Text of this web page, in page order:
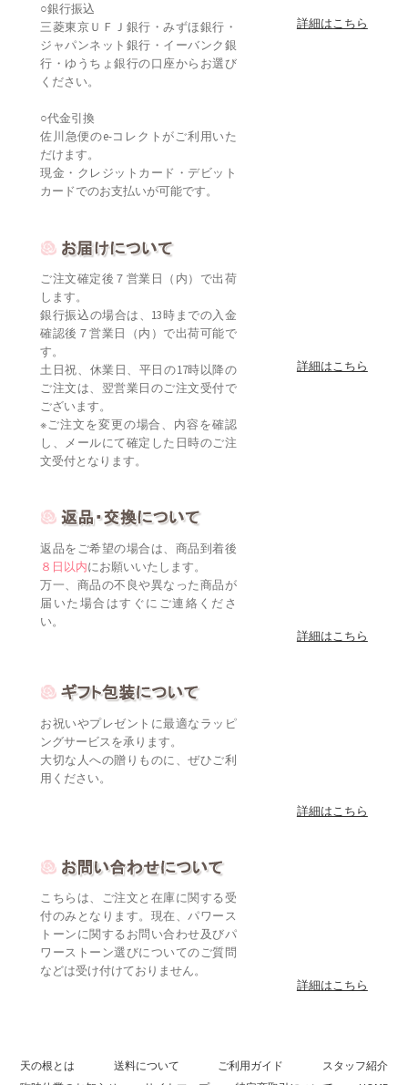
○銀行振込
三菱東京ＵＦＪ銀行・みずほ銀行・
ジャパンネット銀行・イーバンク銀
行・ゆうちょ銀行の口座からお選び
ください。
○代金引換
佐川急便のe-コレクトがご利用いた
だけます。
現金・クレジットカード・デビット
カードでのお支払いが可能です。
詳細はこちら
ご注文確定後７営業日（内）で出荷
します。
銀行振込の場合は、13時までの入金
確認後７営業日（内）で出荷可能で
す。
土日祝、休業日、平日の17時以降の
ご注文は、翌営業日のご注文受付で
ございます。
※ご注文を変更の場合、内容を確認
し、メールにて確定した日時のご注
文受付となります。
詳細はこちら
返品をご希望の場合は、商品到着後
８日以内にお願いいたします。
万一、商品の不良や異なった商品が
届いた場合はすぐにご連絡くださ
い。
詳細はこちら
お祝いやプレゼントに最適なラッピ
ングサービスを承ります。
大切な人への贈りものに、ぜひご利
用ください。
詳細はこちら
こちらは、ご注文と在庫に関する受
付のみとなります。現在、パワース
トーンに関するお問い合わせ及びパ
ワーストーン選びについてのご質問
などは受け付けておりません。
詳細はこちら
天の根とは 送料について ご利用ガイド
スタッフ紹介